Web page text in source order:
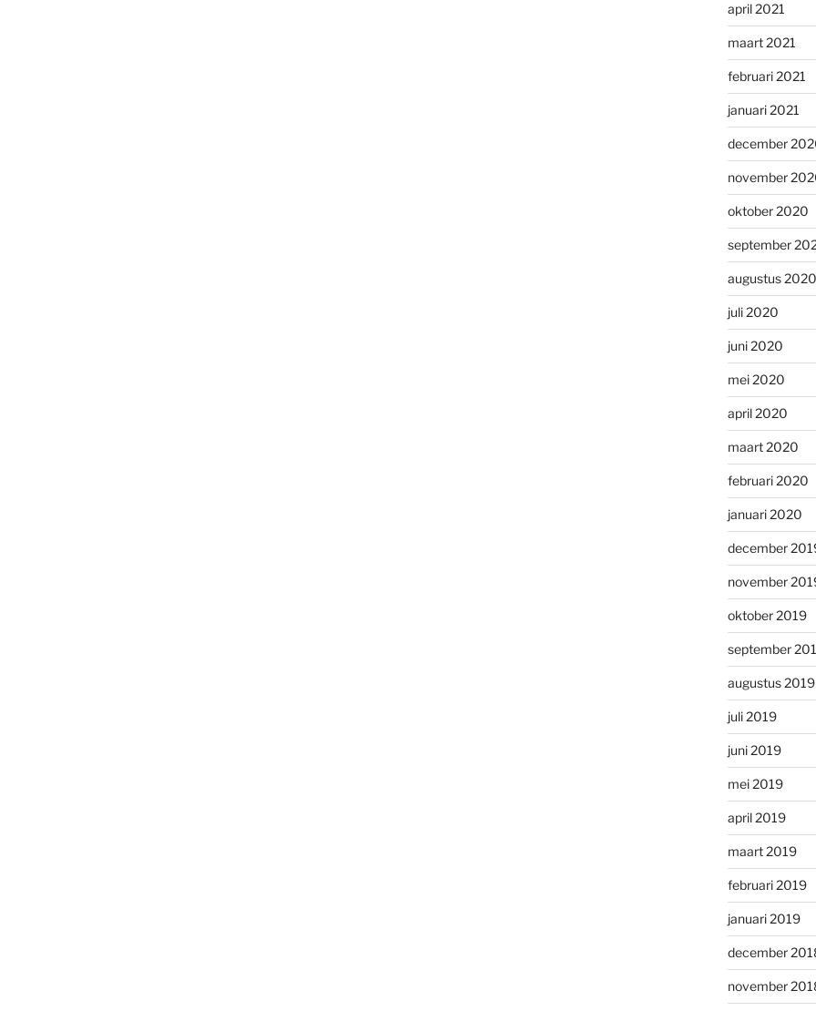
april 2021
maart 2021
februari 2021
januari 2021
december
november
oktober 2020
september
augustus 2020
juli 2020
juni 2020
mei 2020
april 2020
maart 2020
februari 2020
januari 2020
december
november
oktober 2019
september
augustus 2019
juli 2019
juni 2019
mei 2019
april 2019
maart 2019
februari 2019
januari 2019
december
november